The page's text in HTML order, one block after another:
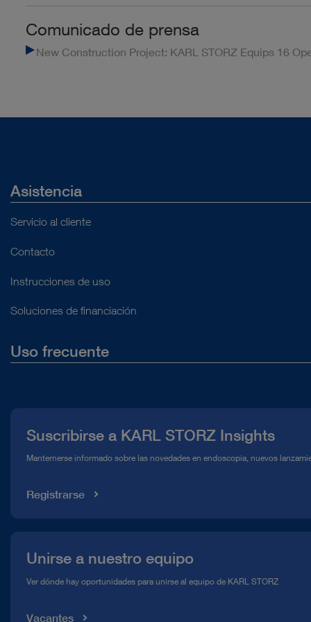
Comunicado de prensa
New Construction Project: KARL STORZ Equips 16
Asistencia
Servicio al cliente
Contacto
Instrucciones de uso
Soluciones de financiación
Uso frecuente
Línea de atención para el Cumplimiento normativo (Hotline)
Suscribirse a KARL STORZ Insights
Manternerse informado sobre las novedades en endoscopia, nuevos
Registrarse
Unirse a nuestro equipo
Ver dónde hay oportunidades para unirse al equipo de KARL STORZ
Vacantes